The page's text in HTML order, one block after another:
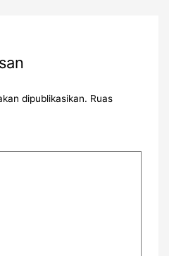
dipublikasikan. Ruas